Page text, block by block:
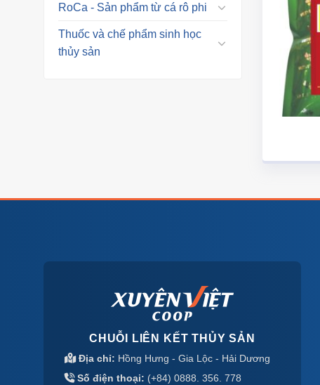
RoCa - Sản phẩm từ cá rô phi
Thuốc và chế phẩm sinh học
thủy sản
CHUỖI LIÊN KẾT THỦY SẢN
Địa chỉ: Hồng Hưng - Gia Lộc - Hải Dương
Số điện thoại: (+84) 0888. 356. 778